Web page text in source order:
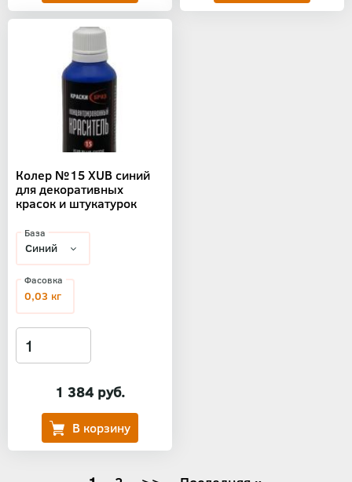
Колер №15 XUB синий
для декоративных
красок и штукатурок
1 384 руб.
База
Фасовка
0,03 кг